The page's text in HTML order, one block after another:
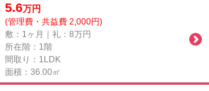
5.6万円
(管理費・共益費 2,000円)
敷：1ヶ月｜礼：8万円
所在階：1階
間取り：1LDK
面積：36.00㎡